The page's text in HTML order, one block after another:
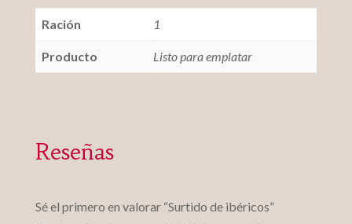
Ración 1
Producto Listo para emplatar
Reseñas
Sé el primero en valorar “Surtido de ibéricos”